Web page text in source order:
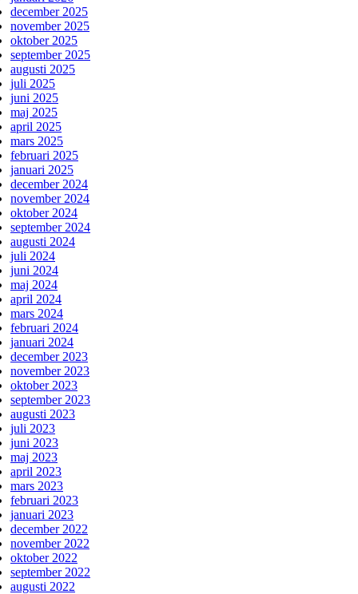
december 2025
november 2025
oktober 2025
september 2025
augusti 2025
juli 2025
juni 2025
maj 2025
april 2025
mars 2025
februari 2025
januari 2025
december 2024
november 2024
oktober 2024
september 2024
augusti 2024
juli 2024
juni 2024
maj 2024
april 2024
mars 2024
februari 2024
januari 2024
december 2023
november 2023
oktober 2023
september 2023
augusti 2023
juli 2023
juni 2023
maj 2023
april 2023
mars 2023
februari 2023
januari 2023
december 2022
november 2022
oktober 2022
september 2022
augusti 2022